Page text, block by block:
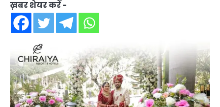
ख़बर शेयर करें -